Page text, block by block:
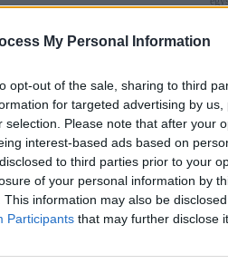
My Personal Information
opt-out of the sale, sharing to third
for targeted advertising by
selection. Please note that after your
interest-based ads based on
to third parties prior to your
of your personal information by
This information may also be
Participants that may further disclose
a baba-nyaralás
legjobb választás, ha
üdülni. Ilyenkor
nyár van, a hőmérő
kúszik 30 Celsius
a nap káros sugarai már
így a picurkákkal sem
az árnyékba húzódni. A tavak, kültéri
még kellemesen langyos, így felhőtlen a
is.
BABA-NYÁR az Oxigén Hotel